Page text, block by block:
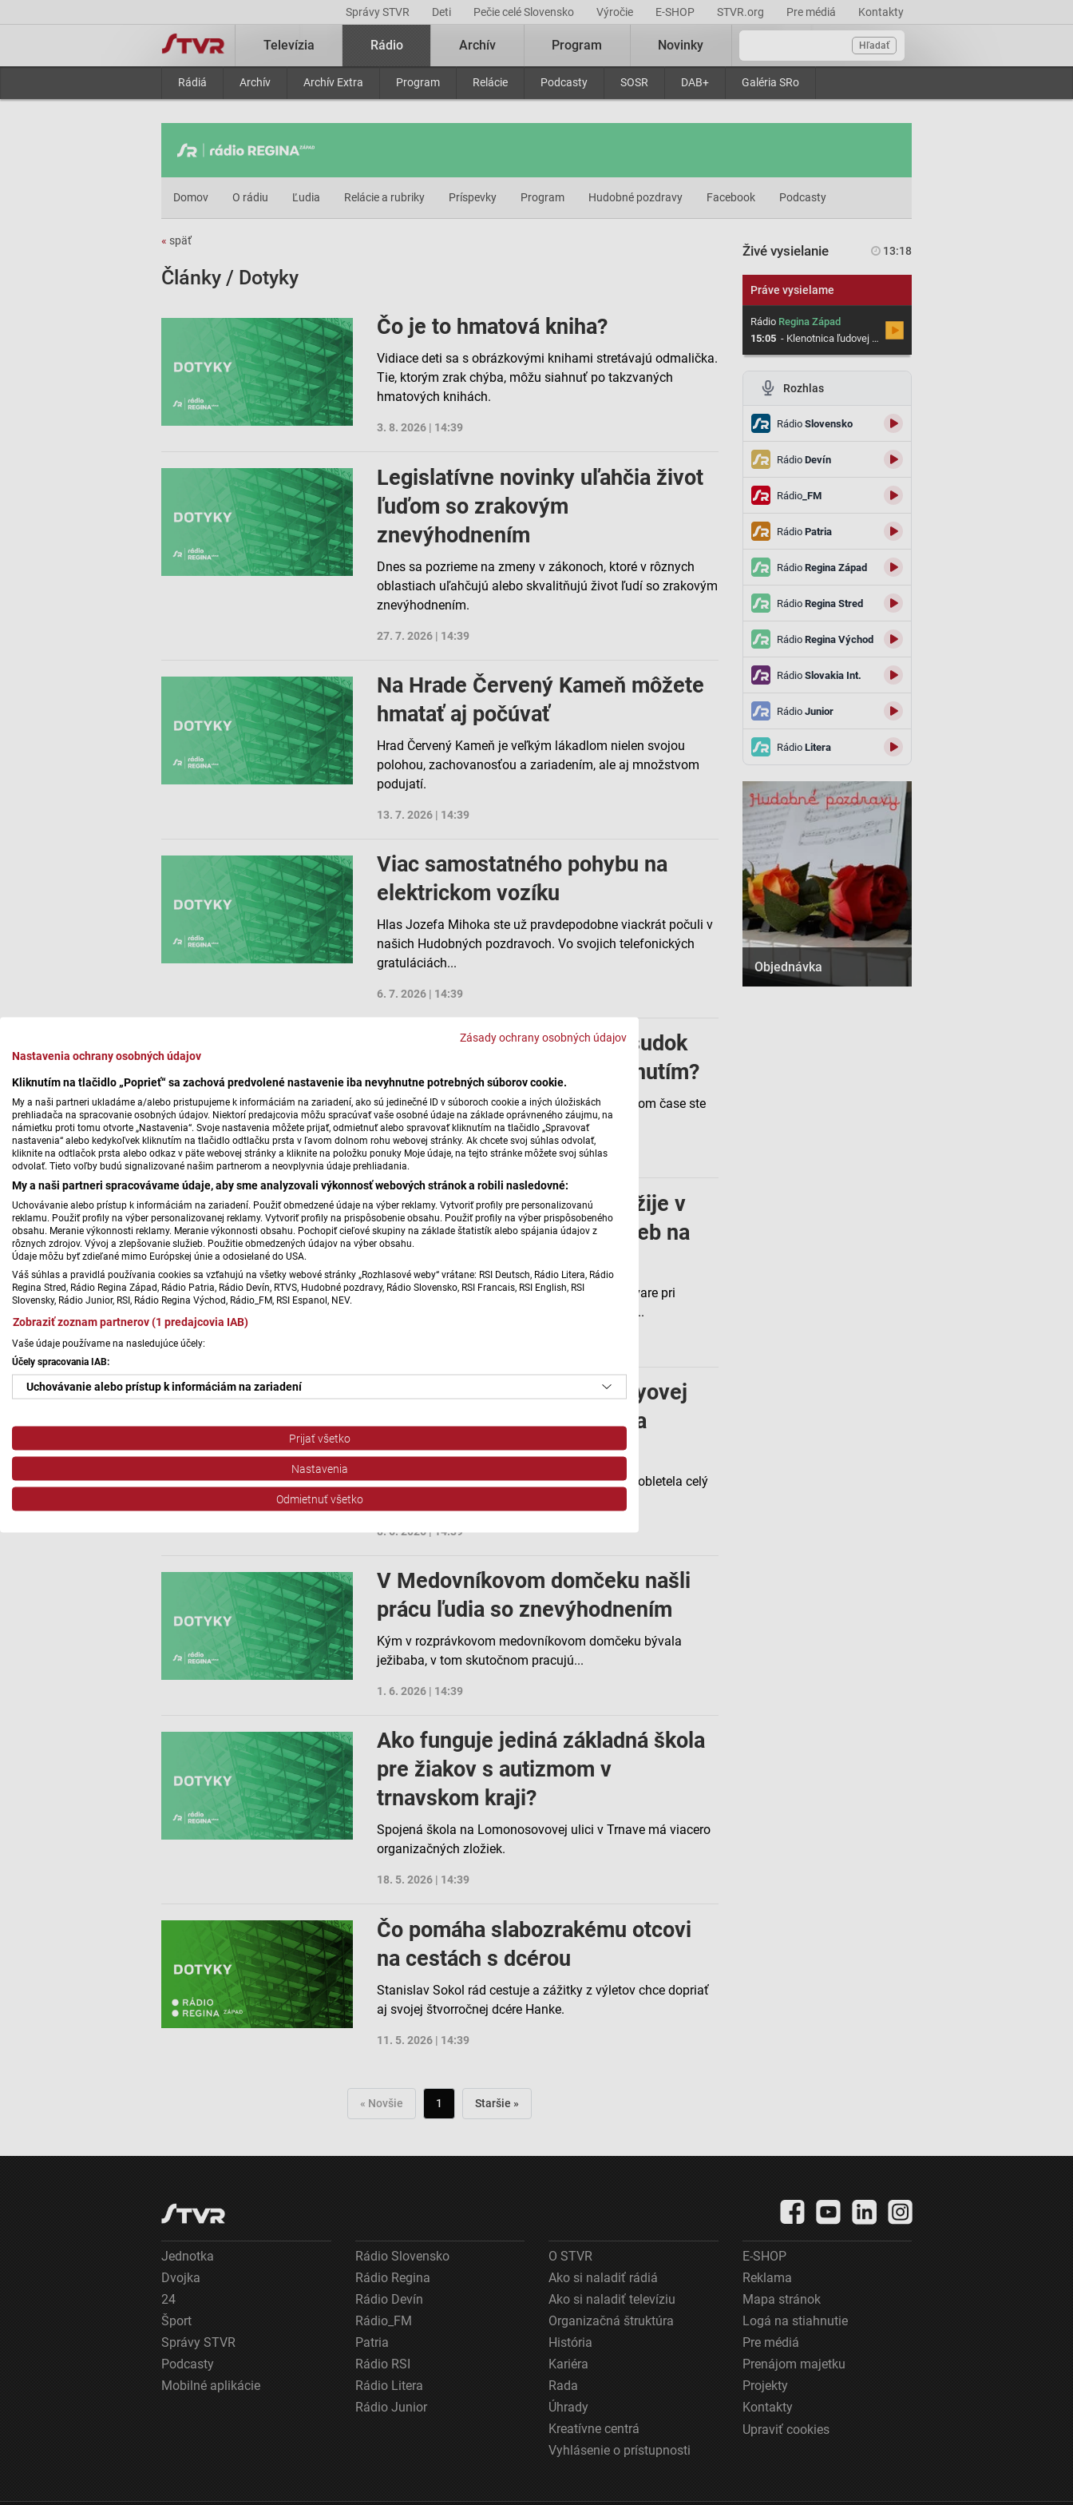
Zásady ochrany osobných údajov
Nastavenia ochrany osobných údajov
Kliknutím na tlačidlo „Poprieť“ sa zachová predvolené nastavenie iba nevyhnutne potrebných súborov cookie.
My a naši partneri ukladáme a/alebo pristupujeme k informáciám na zariadení, ako sú jedinečné ID v súboroch cookie a iných úložiskách
prehliadača na spracovanie osobných údajov. Niektorí predajcovia môžu spracúvať vaše osobné údaje na základe oprávneného záujmu, na
námietku proti tomu otvorte „Nastavenia“. Svoje nastavenia môžete prijať, odmietnuť alebo spravovať kliknutím na tlačidlo „Spravovať
nastavenia“ alebo kedykoľvek kliknutím na tlačidlo odtlačku prsta v ľavom dolnom rohu webovej stránky. Ak chcete svoj súhlas odvolať,
kliknite na odtlačok prsta alebo odkaz v päte webovej stránky a kliknite na položku ponuky Moje údaje, na tejto stránke môžete svoj súhlas
odvolať. Tieto voľby budú signalizované našim partnerom a neovplyvnia údaje prehliadania.
My a naši partneri spracovávame údaje, aby sme analyzovali výkonnosť webových stránok a robili nasledovné:
Uchovávanie alebo prístup k informáciám na zariadení. Použiť obmedzené údaje na výber reklamy. Vytvoriť profily pre personalizovanú
reklamu. Použiť profily na výber personalizovanej reklamy. Vytvoriť profily na prispôsobenie obsahu. Použiť profily na výber prispôsobeného
obsahu. Meranie výkonnosti reklamy. Meranie výkonnosti obsahu. Pochopiť cieľové skupiny na základe štatistík alebo spájania údajov z
rôznych zdrojov. Vývoj a zlepšovanie služieb. Použitie obmedzených údajov na výber obsahu.
Údaje môžu byť zdieľané mimo Európskej únie a odosielané do USA.
Váš súhlas a pravidlá používania cookies sa vzťahujú na všetky webové stránky „Rozhlasové weby“ vrátane: RSI Deutsch, Rádio Litera, Rádio
Regina Stred, Rádio Regina Západ, Rádio Patria, Rádio Devín, RTVS, Hudobné pozdravy, Rádio Slovensko, RSI Francais, RSI English, RSI
Slovensky, Rádio Junior, RSI, Rádio Regina Východ, Rádio_FM, RSI Espanol, NEV.
Zobraziť zoznam partnerov (1 predajcovia IAB)
Vaše údaje používame na nasledujúce účely:
Účely spracovania IAB:
Uchovávanie alebo prístup k informáciám na zariadení
Vytvoriť profily pre personalizovanú reklamu
Použiť profily na výber personalizovanej reklamy
Pochopiť cieľové skupiny na základe štatistík alebo spájania údajov z rôznych zdrojov
Vývoj a zlepšovanie služieb
Používanie presných údajov o geografickej polohe
Identifikácia zariadení na základe aktívne vyžiadaných informácií
Účely spracovania, ktoré nie sú v kompetencii IAB:
Prijať všetko
Nastavenia
Odmietnuť všetko
Správy STVR Deti Pečie celé Slovensko Výročie E-SHOP STVR.org Pre médiá Kontakty
Hľadať
Televízia Rádio
Rádiá Archív Archív Extra Program Relácie Podcasty SOSR DAB+ Galéria SRo
Archív Program Novinky
Domov O rádiu Ľudia Relácie a rubriky Príspevky Program Hudobné pozdravy Facebook Podcasty
« späť
Články / Dotyky
Čo je to hmatová kniha?
Vidiace deti sa s obrázkovými knihami stretávajú odmalička.
Tie, ktorým zrak chýba, môžu siahnuť po takzvaných
hmatových knihách.
3. 8. 2026 | 14:39
Legislatívne novinky uľahčia život
ľuďom so zrakovým
znevýhodnením
Dnes sa pozrieme na zmeny v zákonoch, ktoré v rôznych
oblastiach uľahčujú alebo skvalitňujú život ľudí so zrakovým
znevýhodnením.
27. 7. 2026 | 14:39
Na Hrade Červený Kameň môžete
hmatať aj počúvať
Hrad Červený Kameň je veľkým lákadlom nielen svojou
polohou, zachovanosťou a zariadením, ale aj množstvom
podujatí.
13. 7. 2026 | 14:39
Viac samostatného pohybu na
elektrickom vozíku
Hlas Jozefa Mihoka ste už pravdepodobne viackrát počuli v
našich Hudobných pozdravoch. Vo svojich telefonických
gratuláciách...
6. 7. 2026 | 14:39
Čo prináša integrovaný posudok
ľuďom so zrakovým postihnutím?
Ak máte zdravotné znevýhodnenie a v poslednom čase ste
si na úrade práce žiadali o peňažný...
22. 6. 2026 | 14:39
Zavar a Pelhřimov: Ako sa žije v
domovoch sociálnych služieb na
Domov sociálnych služieb pre dospelých v Zavare pri
Trnave, ktorý nedávno navštívil Michal Herceg...
Poetické texty Ivice Ruttkayovej
podporujú ilustrácie Daniela
Brunovského
LIili was here je známa jazzová skladba, ktorá obletela celý
8. 6. 2026 | 14:39
V Medovníkovom domčeku našli
prácu ľudia so znevýhodnením
Kým v rozprávkovom medovníkovom domčeku bývala
ježibaba, v tom skutočnom pracujú...
1. 6. 2026 | 14:39
Ako funguje jediná základná škola
pre žiakov s autizmom v
trnavskom kraji?
Spojená škola na Lomonosovovej ulici v Trnave má viacero
organizačných zložiek.
18. 5. 2026 | 14:39
Čo pomáha slabozrakému otcovi
na cestách s dcérou
Stanislav Sokol rád cestuje a zážitky z výletov chce dopriať
aj svojej štvorročnej dcére Hanke.
11. 5. 2026 | 14:39
« Novšie 1 Staršie »
Živé vysielanie 13:18
Práve vysielame
RádioRegina Západ
15:05 - Klenotnica ľudovej hudby
Rozhlas
RádioSlovensko
RádioDevín
Rádio_FM
RádioPatria
RádioRegina Západ
RádioRegina Stred
RádioRegina Východ
RádioSlovakia Int.
RádioJunior
RádioLitera
Objednávka
Jednotka
Dvojka
24
Šport
Správy STVR
Podcasty
Mobilné aplikácie
Rádio Slovensko
Rádio Regina
Rádio Devín
Rádio_FM
Patria
Rádio RSI
Rádio Litera
Rádio Junior
O STVR
Ako si naladiť rádiá
Ako si naladiť televíziu
Organizačná štruktúra
História
Kariéra
Rada
Úhrady
Kreatívne centrá
Vyhlásenie o prístupnosti
E-SHOP
Reklama
Mapa stránok
Logá na stiahnutie
Pre médiá
Prenájom majetku
Projekty
Kontakty
Upraviť cookies